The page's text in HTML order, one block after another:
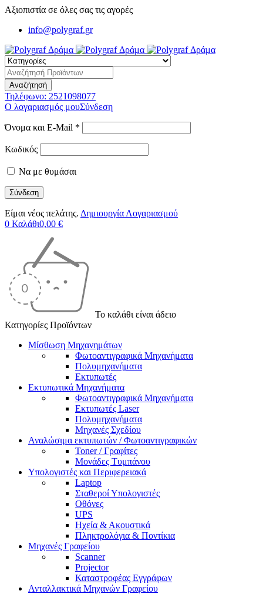
Αξιοπιστία σε όλες σας τις αγορές
info@polygraf.gr
Τηλέφωνο: 2521098077
Ο λογαριασμός μουΣύνδεση
Όνομα και E-Mail *
Κωδικός
Να με θυμάσαι
Είμαι νέος πελάτης. Δημιουργία Λογαριασμού
0 Καλάθι0,00 €
Το καλάθι είναι άδειο
Κατηγορίες Προϊόντων
Μίσθωση Μηχανημάτων
Φωτοαντιγραφικά Μηχανήματα
Πολυμηχανήματα
Εκτυπωτές
Εκτυπωτικά Μηχανήματα
Φωτοαντιγραφικά Μηχανήματα
Εκτυπωτές Laser
Πολυμηχανήματα
Μηχανές Σχεδίου
Αναλώσιμα εκτυπωτών / Φωτοαντιγραφικών
Toner / Γραφίτες
Μονάδες Τυμπάνου
Υπολογιστές και Περιφερειακά
Laptop
Σταθεροί Υπολογιστές
Οθόνες
UPS
Ηχεία & Ακουστικά
Πληκτρολόγια & Ποντίκια
Μηχανές Γραφείου
Scanner
Projector
Καταστροφέας Εγγράφων
Ανταλλακτικά Μηχανών Γραφείου